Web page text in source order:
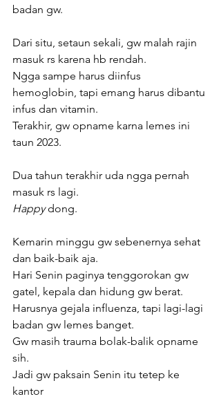
badan gw.
Dari situ, setaun sekali, gw malah rajin
masuk rs karena hb rendah.
Ngga sampe harus diinfus
hemoglobin, tapi emang harus dibantu
infus dan vitamin.
Terakhir, gw opname karna lemes ini
taun 2023.
Dua tahun terakhir uda ngga pernah
masuk rs lagi.
Happy dong.
Kemarin minggu gw sebenernya sehat
dan baik-baik aja.
Hari Senin paginya tenggorokan gw
gatel, kepala dan hidung gw berat.
Harusnya gejala influenza, tapi lagi-lagi
badan gw lemes banget.
Gw masih trauma bolak-balik opname
sih.
Jadi gw paksain Senin itu tetep ke
kantor